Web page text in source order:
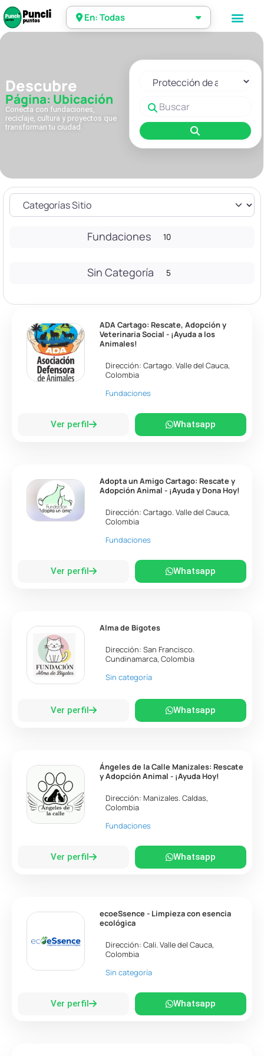
En: Todas
Descubre
Página: Ubicación
Conecta con fundaciones,
reciclaje, cultura y proyectos que
transforman tu ciudad.
Seleccionar el formulario de
Buscar
Fundaciones 10
Sin Categoría 5
ADA Cartago: Rescate, Adopción y
Veterinaria Social - ¡Ayuda a los
Animales!
Dirección:Cartago.Valle del Cauca,
Colombia
Fundaciones
Ver perfil Whatsapp
Adopta un Amigo Cartago: Rescate y
Adopción Animal - ¡Ayuda y Dona Hoy!
Dirección:Cartago.Valle del Cauca,
Colombia
Fundaciones
Ver perfil Whatsapp
Alma de Bigotes
Dirección:San Francisco.
Cundinamarca,Colombia
Sin categoría
Ver perfil Whatsapp
Ángeles de la Calle Manizales: Rescate
y Adopción Animal - ¡Ayuda Hoy!
Dirección: Manizales.Caldas,
Colombia
Fundaciones
Ver perfil Whatsapp
ecoeSsence - Limpieza con esencia
ecológica
Dirección:Cali.Valle del Cauca,
Colombia
Sin categoría
Ver perfil Whatsapp